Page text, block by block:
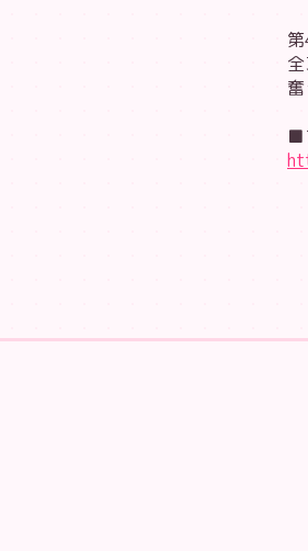
■